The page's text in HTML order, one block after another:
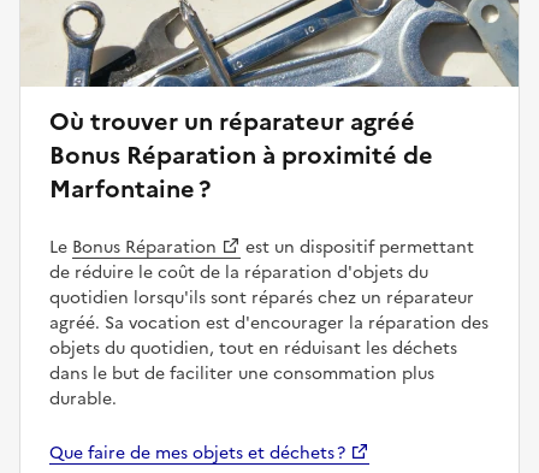
Où trouver un réparateur agréé
Bonus Réparation à proximité de
Marfontaine ?
Le Bonus Réparation
est un dispositif permettant
de réduire le coût de la réparation d'objets du
quotidien lorsqu'ils sont réparés chez un réparateur
agréé. Sa vocation est d'encourager la réparation des
objets du quotidien, tout en réduisant les déchets
dans le but de faciliter une consommation plus
durable.
Que faire de mes objets et déchets ?